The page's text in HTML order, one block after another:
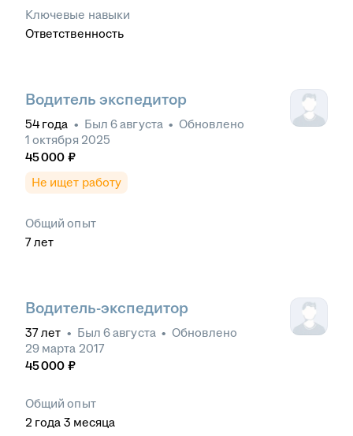
Ключевые навыки
Ответственность
Водитель экспедитор
54 года • Был 6 августа • Обновлено
1 октября 2025
45 000 ₽
Не ищет работу
Общий опыт
7лет
Водитель-экспедитор
37лет • Был 6 августа • Обновлено
29 марта 2017
45 000 ₽
Общий опыт
2 года 3 месяца